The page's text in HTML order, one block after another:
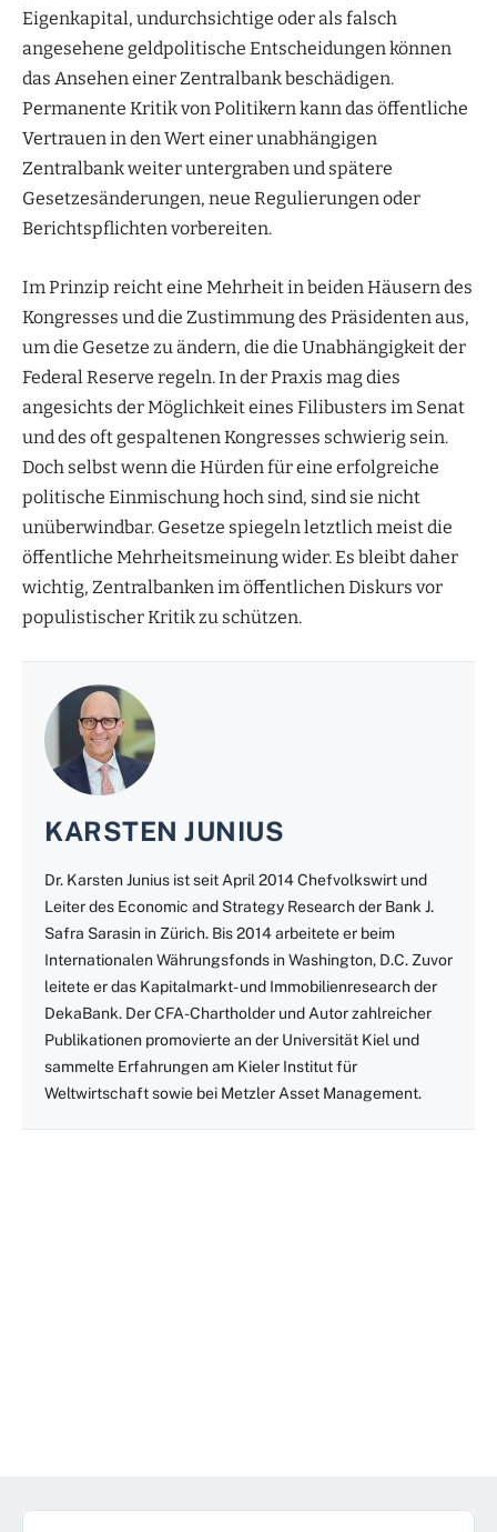
Eigenkapital, undurchsichtige oder als falsch
angesehene geldpolitische Entscheidungen können
das Ansehen einer Zentralbank beschädigen.
Permanente Kritik von Politikern kann das öffentliche
Vertrauen in den Wert einer unabhängigen
Zentralbank weiter untergraben und spätere
Gesetzesänderungen, neue Regulierungen oder
Berichtspflichten vorbereiten.
Im Prinzip reicht eine Mehrheit in beiden Häusern des
Kongresses und die Zustimmung des Präsidenten aus,
um die Gesetze zu ändern, die die Unabhängigkeit der
Federal Reserve regeln. In der Praxis mag dies
angesichts der Möglichkeit eines Filibusters im Senat
und des oft gespaltenen Kongresses schwierig sein.
Doch selbst wenn die Hürden für eine erfolgreiche
politische Einmischung hoch sind, sind sie nicht
unüberwindbar. Gesetze spiegeln letztlich meist die
öffentliche Mehrheitsmeinung wider. Es bleibt daher
wichtig, Zentralbanken im öffentlichen Diskurs vor
populistischer Kritik zu schützen.
KARSTEN JUNIUS
Dr. Karsten Junius ist seit April 2014 Chefvolkswirt und
Leiter des Economic and Strategy Research der Bank J.
Safra Sarasin in Zürich. Bis 2014 arbeitete er beim
Internationalen Währungsfonds in Washington, D.C. Zuvor
leitete er das Kapitalmarkt- und Immobilienresearch der
DekaBank. Der CFA-Chartholder und Autor zahlreicher
Publikationen promovierte an der Universität Kiel und
sammelte Erfahrungen am Kieler Institut für
Weltwirtschaft sowie bei Metzler Asset Management.